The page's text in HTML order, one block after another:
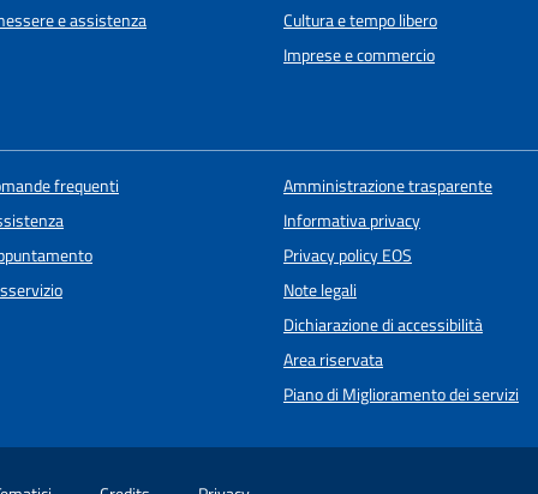
e assistenza
Cultura e tempo libero
Imprese e commercio
frequenti
Amministrazione trasparente
Informativa privacy
Privacy policy EOS
Note legali
Dichiarazione di accessibilità
Area riservata
Piano di Miglioramento dei servizi